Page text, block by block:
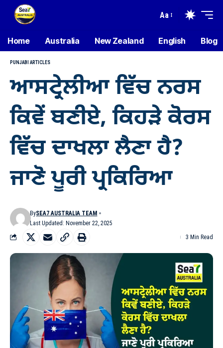
Aa
Home Australia New Zealand English Blog
PUNJABI ARTICLES
ਆਸਟ੍ਰੇਲੀਆ ਵਿੱਚ ਨਰਸ
ਕਿਵੇਂ ਬਣੀਏ, ਕਿਹੜੇ ਕੋਰਸ
ਵਿੱਚ ਦਾਖਲਾ ਲੈਣਾ ਹੈ?
ਜਾਣੋ ਪੂਰੀ ਪ੍ਰਕਿਰਿਆ
Last Updated: November 22, 2025
BySEA7 AUSTRALIA TEAM
3 Min Read